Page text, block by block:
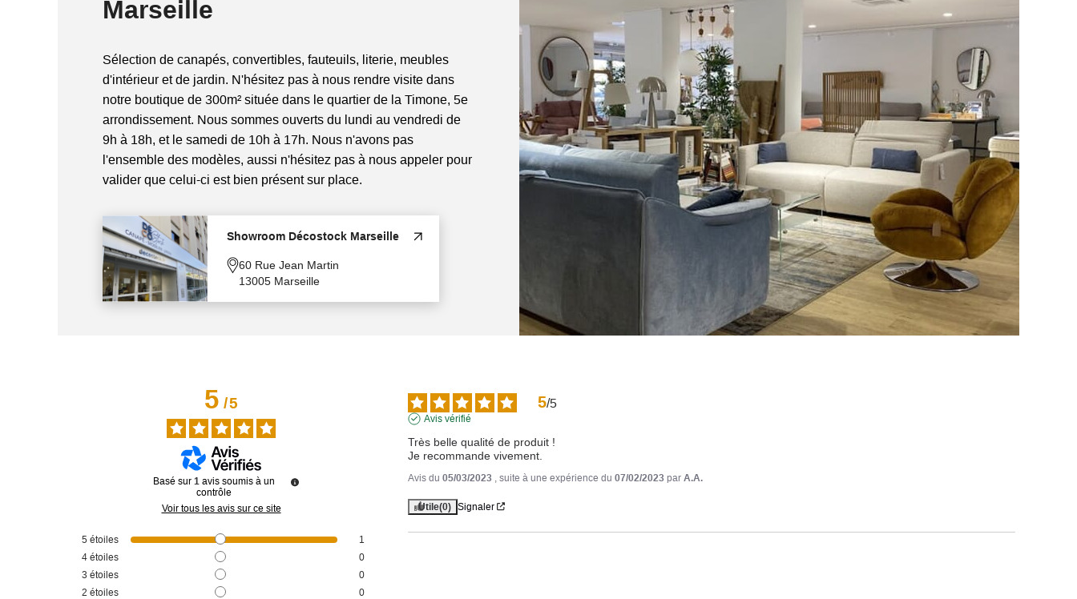
Marseille
Sélection de canapés, convertibles, fauteuils, literie, meubles
d'intérieur et de jardin. N'hésitez pas à nous rendre visite dans
notre boutique de 300m² située dans le quartier de la Timone, 5e
arrondissement. Nous sommes ouverts du lundi au vendredi de
9h à 18h, et le samedi de 10h à 17h. Nous n'avons pas
l'ensemble des modèles, aussi n'hésitez pas à nous appeler pour
valider que celui-ci est bien présent sur place.
Showroom Décostock Marseille
60 Rue Jean Martin
13005 Marseille
5/5
Basé sur 1 avis soumis à un
contrôle
Voir tous les avis sur ce site
5 étoiles
1
4 étoiles
0
3 étoiles
0
2 étoiles 0
5/5
Avis vérifié
Très belle qualité de produit !
Je recommande vivement.
Avis du 05/03/2023 , suite à une expérience du 07/02/2023 par A.A.
Utile(0) Signaler